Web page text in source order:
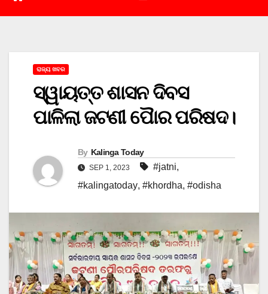
ରାଜ୍ୟ ଖବର
ସ୍ୱାୟତ୍ତ ଶାସନ ଦିବସ
ପାଳିଲା ଜଟଣୀ ପୋୖର ପରିଷଦ।
By Kalinga Today
SEP 1, 2023 #jatni,
#kalingatoday, #khordha, #odisha